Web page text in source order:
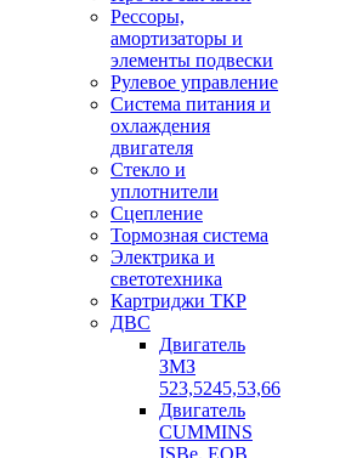
Рессоры,
амортизаторы и
элементы подвески
Рулевое управление
Система питания и
охлаждения
двигателя
Стекло и
уплотнители
Сцепление
Тормозная система
Электрика и
светотехника
Картриджи ТКР
ДВС
Двигатель
ЗМЗ
523,5245,53,66
Двигатель
CUMMINS
ISBe, EQB